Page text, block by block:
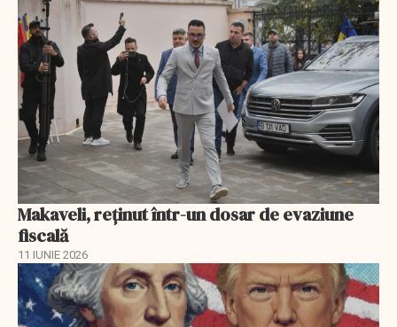
Makaveli, reţinut într-un dosar de evaziune
fiscală
11 IUNIE 2026